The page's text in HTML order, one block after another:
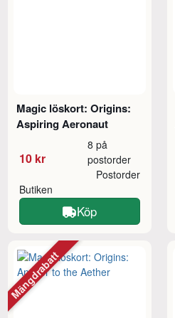
Magic löskort: Origins:
Aspiring Aeronaut
10 kr
8 på
postorder
Butiken
Postorder
Köp
Mängdrabatt